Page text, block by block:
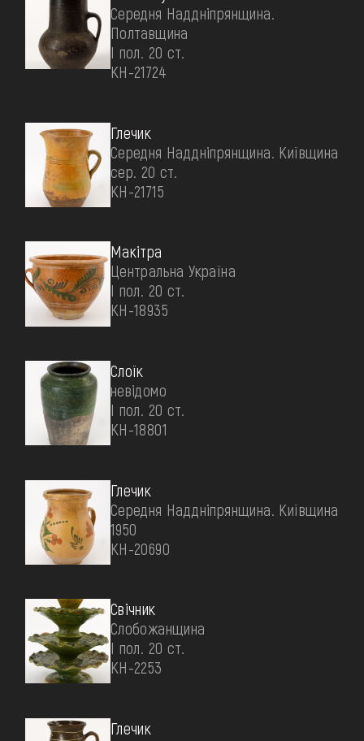
Середня Наддніпрянщина.
Полтавщина
І пол. 20 ст.
КН-21724
Глечик
Середня Наддніпрянщина. Київщина
сер. 20 ст.
КН-21715
Макітра
Центральна Україна
І пол. 20 ст.
КН-18935
Слоїк
невідомо
І пол. 20 ст.
КН-18801
Глечик
Середня Наддніпрянщина. Київщина
1950
КН-20690
Свічник
Слобожанщина
І пол. 20 ст.
КН-2253
Глечик